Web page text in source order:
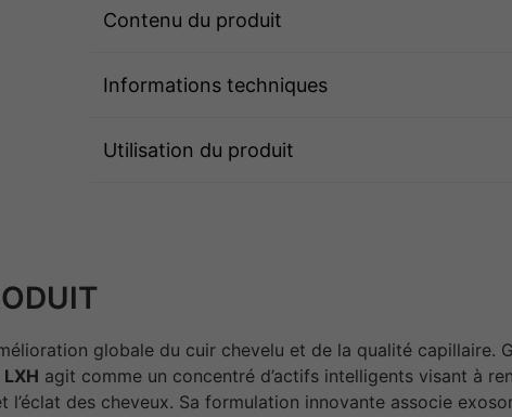
Contenu du produit
Informations techniques
Utilisation du produit
globale du cuir chevelu et de la qualité capillaire.
agit comme un concentré d’actifs intelligents visant à
des cheveux. Sa formulation innovante associe